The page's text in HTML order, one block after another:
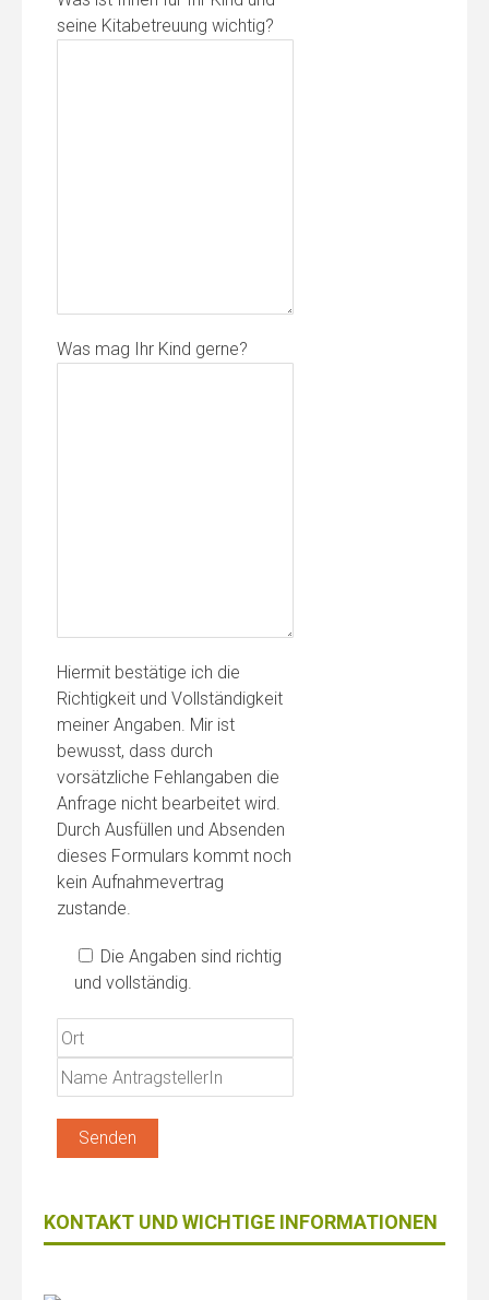
seine Kitabetreuung wichtig?
Was mag Ihr Kind gerne?
Hiermit bestätige ich die
Richtigkeit und Vollständigkeit
meiner Angaben. Mir ist
bewusst, dass durch
vorsätzliche Fehlangaben die
Anfrage nicht bearbeitet wird.
Durch Ausfüllen und Absenden
dieses Formulars kommt noch
kein Aufnahmevertrag
zustande.
Die Angaben sind richtig
und vollständig.
KONTAKT UND WICHTIGE INFORMATIONEN